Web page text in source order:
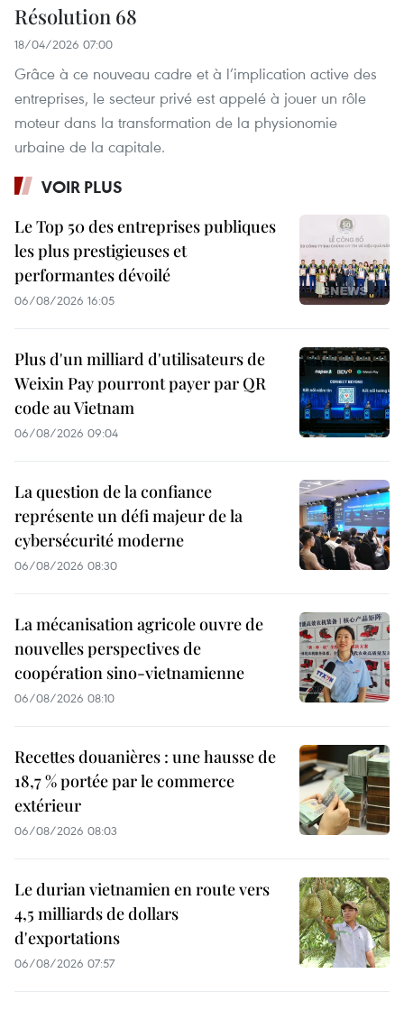
Résolution 68
18/04/2026 07:00
Grâce à ce nouveau cadre et à l’implication active des
entreprises, le secteur privé est appelé à jouer un rôle
moteur dans la transformation de la physionomie
urbaine de la capitale.
VOIR PLUS
Le Top 50 des entreprises publiques
les plus prestigieuses et
performantes dévoilé
06/08/2026 16:05
Plus d'un milliard d'utilisateurs de
Weixin Pay pourront payer par QR
code au Vietnam
06/08/2026 09:04
La question de la confiance
représente un défi majeur de la
cybersécurité moderne
06/08/2026 08:30
La mécanisation agricole ouvre de
nouvelles perspectives de
coopération sino-vietnamienne
06/08/2026 08:10
Recettes douanières : une hausse de
18,7 % portée par le commerce
extérieur
06/08/2026 08:03
Le durian vietnamien en route vers
4,5 milliards de dollars
d'exportations
06/08/2026 07:57